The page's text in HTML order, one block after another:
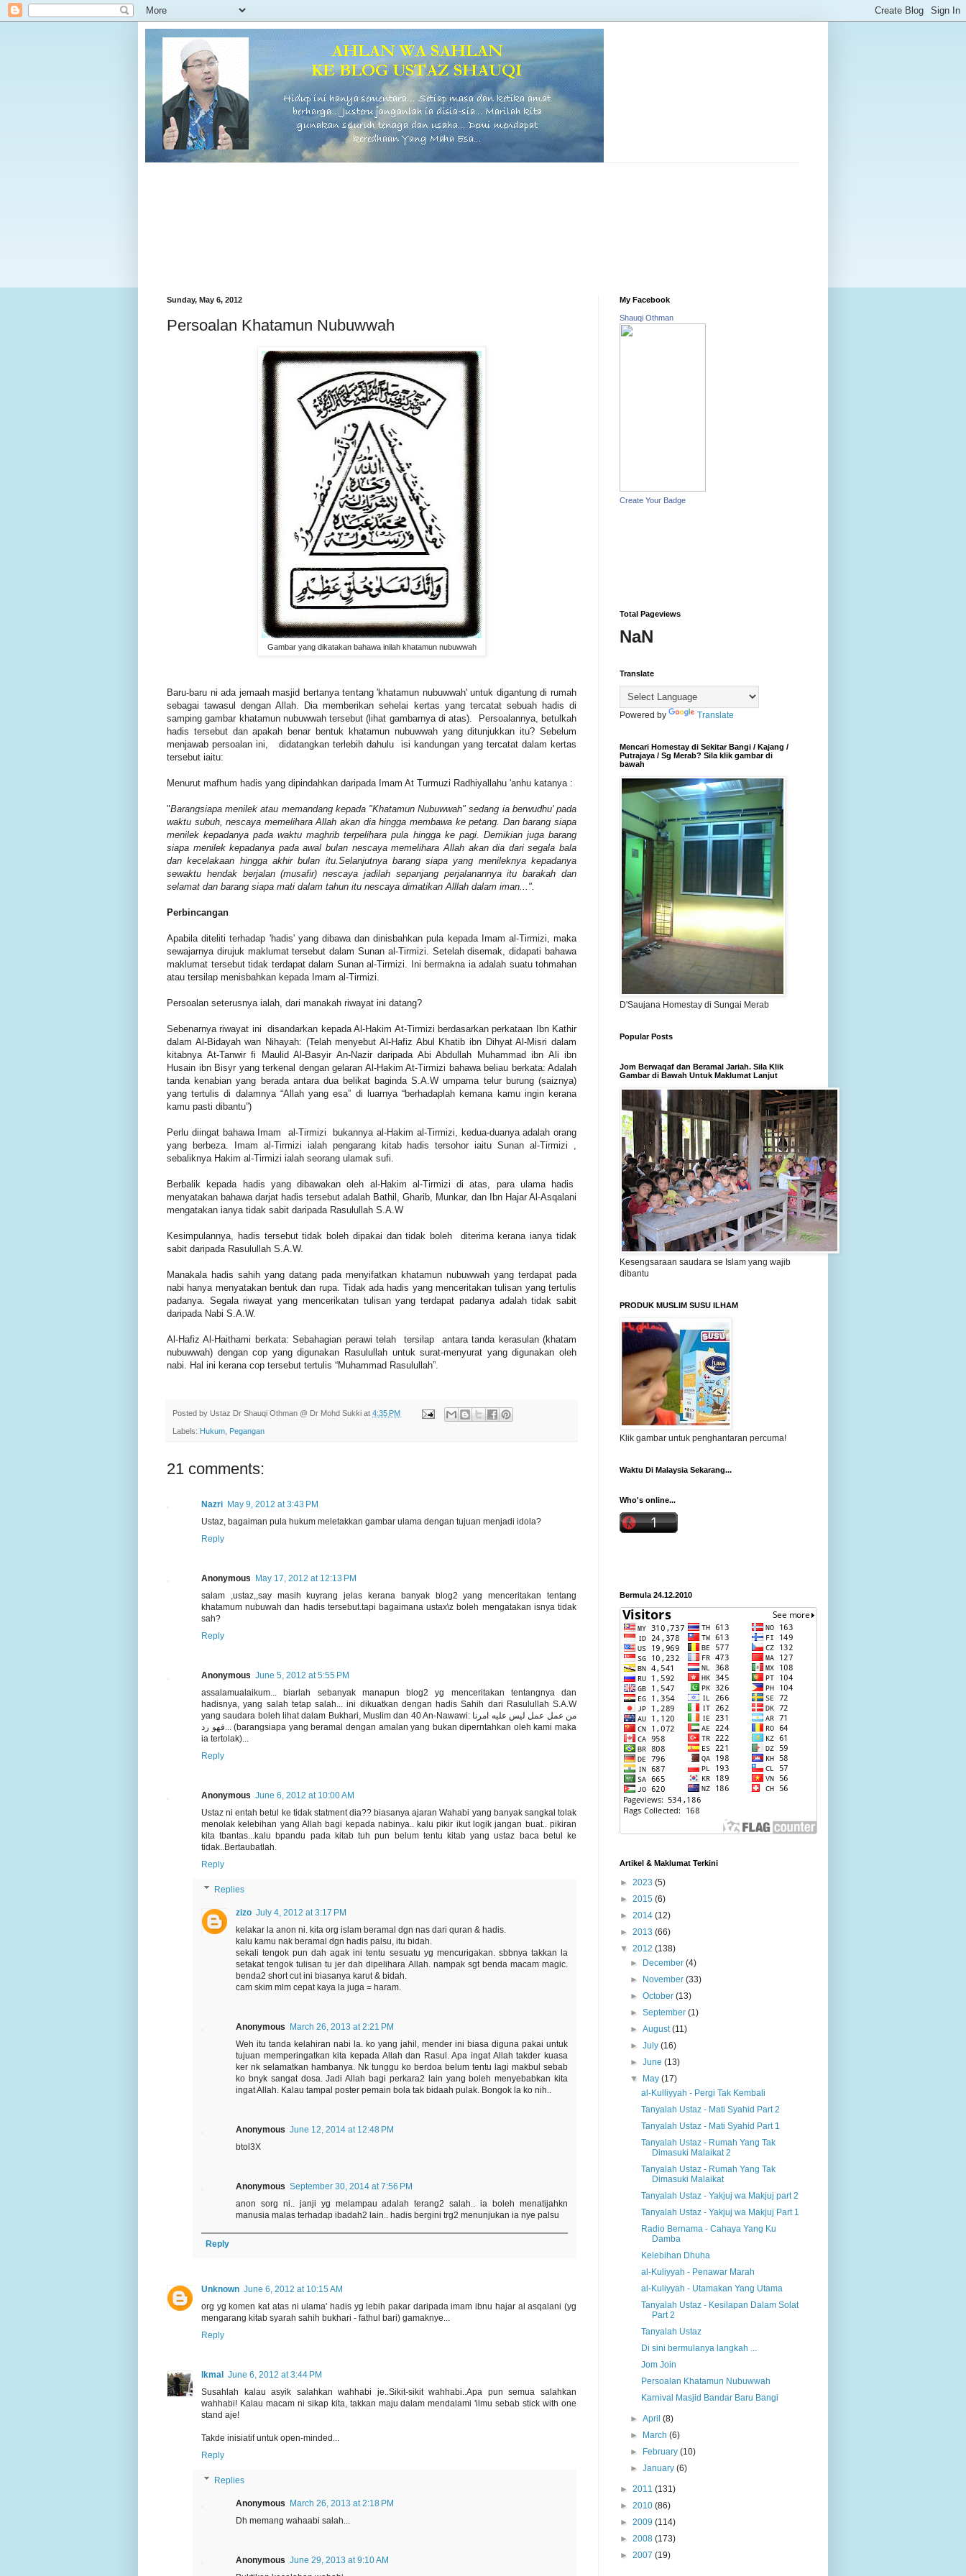
Sunday, May 6, 2012
Persoalan Khatamun Nubuwwah
Gambar yang dikatakan bahawa inilah khatamun nubuwwah
Baru-baru ni ada jemaah masjid bertanya tentang 'khatamun nubuwwah' untuk digantung di rumah
sebagai tawasul dengan Allah. Dia memberikan sehelai kertas yang tercatat sebuah hadis di
samping gambar khatamun nubuwwah tersebut (lihat gambarnya di atas). Persoalannya, betulkah
hadis tersebut dan apakah benar bentuk khatamun nubuwwah yang ditunjukkan itu? Sebelum
menjawab persoalan ini, didatangkan terlebih dahulu isi kandungan yang tercatat dalam kertas
tersebut iaitu:
Menurut mafhum hadis yang dipindahkan daripada Imam At Turmuzi Radhiyallahu 'anhu katanya :
"Barangsiapa menilek atau memandang kepada "Khatamun Nubuwwah" sedang ia berwudhu' pada
waktu subuh, nescaya memelihara Allah akan dia hingga membawa ke petang. Dan barang siapa
menilek kepadanya pada waktu maghrib terpelihara pula hingga ke pagi. Demikian juga barang
siapa menilek kepadanya pada awal bulan nescaya memelihara Allah akan dia dari segala bala
dan kecelakaan hingga akhir bulan itu.Selanjutnya barang siapa yang menileknya kepadanya
sewaktu hendak berjalan (musafir) nescaya jadilah sepanjang perjalanannya itu barakah dan
selamat dan barang siapa mati dalam tahun itu nescaya dimatikan Alllah dalam iman...".
Perbincangan
Apabila diteliti terhadap 'hadis' yang dibawa dan dinisbahkan pula kepada Imam al-Tirmizi, maka
sewajarnya dirujuk maklumat tersebut dalam Sunan al-Tirmizi. Setelah disemak, didapati bahawa
maklumat tersebut tidak terdapat dalam Sunan al-Tirmizi. Ini bermakna ia adalah suatu tohmahan
atau tersilap menisbahkan kepada Imam al-Tirmizi.
Persoalan seterusnya ialah, dari manakah riwayat ini datang?
Sebenarnya riwayat ini disandarkan kepada Al-Hakim At-Tirmizi berdasarkan perkataan Ibn Kathir
dalam Al-Bidayah wan Nihayah: (Telah menyebut Al-Hafiz Abul Khatib ibn Dihyat Al-Misri dalam
kitabnya At-Tanwir fi Maulid Al-Basyir An-Nazir daripada Abi Abdullah Muhammad ibn Ali ibn
Husain ibn Bisyr yang terkenal dengan gelaran Al-Hakim At-Tirmizi bahawa beliau berkata: Adalah
tanda kenabian yang berada antara dua belikat baginda S.A.W umpama telur burung (saiznya)
yang tertulis di dalamnya “Allah yang esa” di luarnya “berhadaplah kemana kamu ingin kerana
kamu pasti dibantu”)
Perlu diingat bahawa Imam al-Tirmizi bukannya al-Hakim al-Tirmizi, kedua-duanya adalah orang
yang berbeza. Imam al-Tirmizi ialah pengarang kitab hadis tersohor iaitu Sunan al-Tirmizi ,
sebaliknya Hakim al-Tirmizi ialah seorang ulamak sufi.
Berbalik kepada hadis yang dibawakan oleh al-Hakim al-Tirmizi di atas, para ulama hadis
menyatakan bahawa darjat hadis tersebut adalah Bathil, Gharib, Munkar, dan Ibn Hajar Al-Asqalani
mengatakan ianya tidak sabit daripada Rasulullah S.A.W
Kesimpulannya, hadis tersebut tidak boleh dipakai dan tidak boleh diterima kerana ianya tidak
sabit daripada Rasulullah S.A.W.
Manakala hadis sahih yang datang pada menyifatkan khatamun nubuwwah yang terdapat pada
nabi hanya menyatakan bentuk dan rupa. Tidak ada hadis yang menceritakan tulisan yang tertulis
padanya. Segala riwayat yang mencerikatan tulisan yang terdapat padanya adalah tidak sabit
daripada Nabi S.A.W.
Al-Hafiz Al-Haithami berkata: Sebahagian perawi telah tersilap antara tanda kerasulan (khatam
nubuwwah) dengan cop yang digunakan Rasulullah untuk surat-menyurat yang digunakan oleh
nabi. Hal ini kerana cop tersebut tertulis “Muhammad Rasulullah”.
Posted by Ustaz Dr Shauqi Othman @ Dr Mohd Sukki at 4:35 PM
Labels: Hukum Pegangan
21 comments:
Nazri May 9, 2012 at 3:43 PM
Ustaz, bagaiman pula hukum meletakkan gambar ulama dengan tujuan menjadi idola?
Reply
Anonymous May 17, 2012 at 12:13 PM
salam ,ustaz,,say masih kuyrang jelas kerana banyak blog2 yang menceritakan tentang
khatamum nubuwah dan hadis tersebut.tapi bagaimana ustax\z boleh mengatakan isnya tidak
sah?
Reply
Anonymous June 5, 2012 at 5:55 PM
assalamualaikum... biarlah sebanyak manapun blog2 yg menceritakan tentangnya dan
hadisnya, yang salah tetap salah... ini dikuatkan dengan hadis Sahih dari Rasulullah S.A.W
yang saudara boleh lihat dalam Bukhari, Muslim dan 40 An-Nawawi: من عمل عمل ليس عليه امرنا
فهو رد... (barangsiapa yang beramal dengan amalan yang bukan diperntahkan oleh kami maka
ia tertolak)...
Reply
Anonymous June 6, 2012 at 10:00 AM
Ustaz ni entah betul ke tidak statment dia?? biasanya ajaran Wahabi yang banyak sangkal tolak
menolak kelebihan yang Allah bagi kepada nabinya.. kalu pikir ikut logik jangan buat.. pikiran
kita tbantas...kalu bpandu pada kitab tuh pun belum tentu kitab yang ustaz baca betul ke
tidak..Bertaubatlah.
Reply
Replies
zizo July 4, 2012 at 3:17 PM
kelakar la anon ni. kita org islam beramal dgn nas dari quran & hadis.
kalu kamu nak beramal dgn hadis palsu, itu bidah.
sekali tengok pun dah agak ini tentu sesuatu yg mencurigakan. sbbnya takkan la
setakat tengok tulisan tu jer dah dipelihara Allah. nampak sgt benda macam magic.
benda2 short cut ini biasanya karut & bidah.
cam skim mlm cepat kaya la juga = haram.
Anonymous March 26, 2013 at 2:21 PM
Weh itu tanda kelahiran nabi la. ko yang jahil, mender ini biasa diguna pakai untuk
tujuan memperingatkan kita kepada Allah dan Rasul. Apa ingat Allah takder kuasa
ker nk selamatkan hambanya. Nk tunggu ko berdoa belum tentu lagi makbul sebab
ko bnyk sangat dosa. Jadi Allah bagi perkara2 lain yang boleh menyebabkan kita
ingat Allah. Kalau tampal poster pemain bola tak bidaah pulak. Bongok la ko nih..
Anonymous June 12, 2014 at 12:48 PM
btol3X
Anonymous September 30, 2014 at 7:56 PM
anon sorg ni.. janji yg melampau adalah terang2 salah.. ia boleh menatijahkn
manusia malas terhadap ibadah2 lain.. hadis bergini trg2 menunjukan ia nye palsu
Reply
Unknown June 6, 2012 at 10:15 AM
org yg komen kat atas ni ulama' hadis yg lebih pakar daripada imam ibnu hajar al asqalani (yg
mengarang kitab syarah sahih bukhari - fathul bari) gamaknye...
Reply
Ikmal June 6, 2012 at 3:44 PM
Susahlah kalau asyik salahkan wahhabi je..Sikit-sikit wahhabi..Apa pun semua salahkan
wahhabi! Kalau macam ni sikap kita, takkan maju dalam mendalami 'ilmu sebab stick with one
stand aje!
Takde inisiatif untuk open-minded...
Reply
Replies
Anonymous
March 26, 2013 at 2:18 PM
Dh memang wahaabi salah...
Anonymous June 29, 2013 at 9:10 AM
My Facebook
Shauqi Othman
Create Your Badge
Total Pageviews
NaN
Translate
Powered by Translate
Mencari Homestay di Sekitar Bangi / Kajang /
Putrajaya / Sg Merab? Sila klik gambar di
bawah
D'Saujana Homestay di Sungai Merab
Popular Posts
Jom Berwaqaf dan Beramal Jariah. Sila Klik
Gambar di Bawah Untuk Maklumat Lanjut
Kesengsaraan saudara se Islam yang wajib
dibantu
PRODUK MUSLIM SUSU ILHAM
Klik gambar untuk penghantaran percuma!
Waktu Di Malaysia Sekarang...
Who's online...
Bermula 24.12.2010
Artikel & Maklumat Terkini
► 2023 (5)
► 2015 (6)
► 2014 (12)
► 2013 (66)
▼ 2012 (138)
►
December(4)
►
November(33)
►October(13)
►September(1)
►August(11)
►July(16)
►June(13)
▼
May(17)
al-Kulliyyah - Pergi Tak Kembali
Tanyalah Ustaz - Mati Syahid Part 2
Tanyalah Ustaz - Mati Syahid Part 1
Tanyalah Ustaz - Rumah Yang Tak
Dimasuki Malaikat 2
Tanyalah Ustaz - Rumah Yang Tak
Dimasuki Malaikat
Tanyalah Ustaz - Yakjuj wa Makjuj part 2
Tanyalah Ustaz - Yakjuj wa Makjuj Part 1
Radio Bernama - Cahaya Yang Ku
Damba
Kelebihan Dhuha
al-Kuliyyah - Penawar Marah
al-Kuliyyah - Utamakan Yang Utama
Tanyalah Ustaz - Kesilapan Dalam Solat
Part 2
Tanyalah Ustaz
Di sini bermulanya langkah ...
Jom Join
Persoalan Khatamun Nubuwwah
Karnival Masjid Bandar Baru Bangi
►April(8)
►
March(6)
►
February(10)
►January(6)
► 2011 (131)
► 2010 (86)
► 2009 (114)
► 2008 (173)
► 2007 (19)